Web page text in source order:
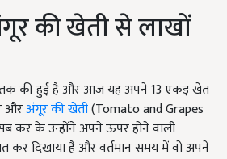
की खेती से लाखों
की हुई है और आज यह अपने 13 एकड़ खेत
औरअंगूर की खेती(Tomato and Grapes
कर के उन्होंने अपने ऊपर होने वाली
दिखाया है और वर्तमान समय में वो अपने